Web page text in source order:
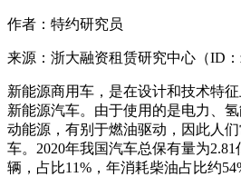
作者：特约研究员
来源：浙大融资租赁研究中心（
新能源商用车，是在设计和技术特
新能源汽车。由于使用的是电力、
动能源，有别于燃油驱动，因此人
车。2020年我国汽车总保有量为
辆，占比11%，年消耗柴油占比约